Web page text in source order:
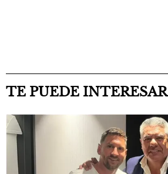
TE PUEDE INTERESAR